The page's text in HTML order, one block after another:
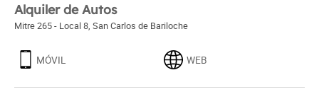
Alquiler de Autos
Mitre 265 - Local 8, San Carlos de Bariloche
MÓVIL WEB